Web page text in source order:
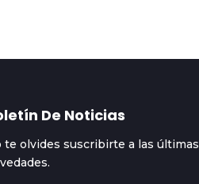
De Noticias
te olvides suscribirte a las últimas